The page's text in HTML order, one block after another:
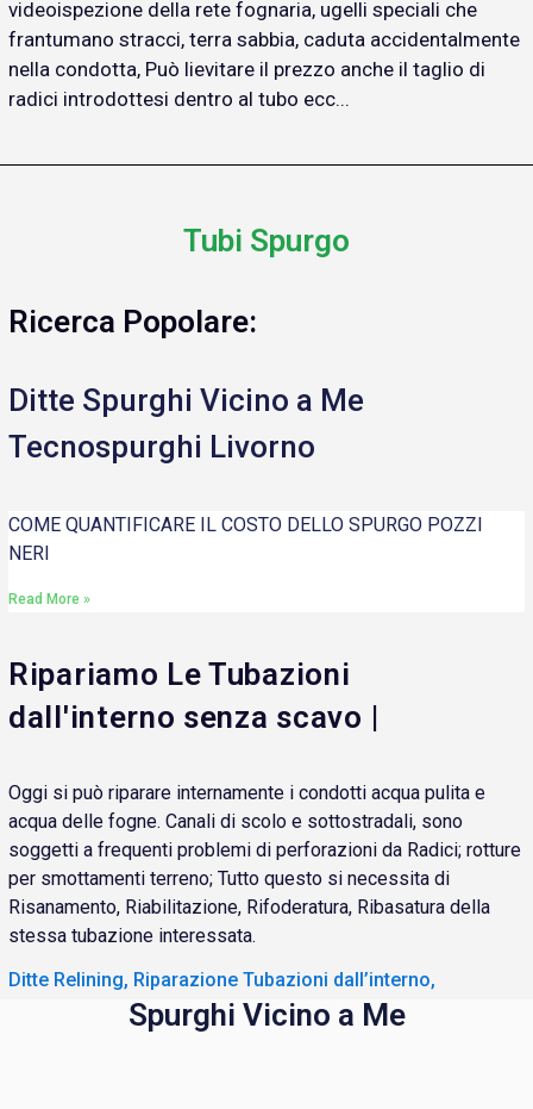
videoispezione della rete fognaria, ugelli speciali che
frantumano stracci, terra sabbia, caduta accidentalmente
nella condotta, Può lievitare il prezzo anche il taglio di
radici introdottesi dentro al tubo ecc...
Tubi Spurgo
Ricerca Popolare:
Ditte Spurghi Vicino a Me
Tecnospurghi Livorno
COME QUANTIFICARE IL COSTO DELLO SPURGO POZZI
NERI
Read More »
Ripariamo Le Tubazioni
dall'interno senza scavo |
Oggi si può riparare internamente i condotti acqua pulita e
acqua delle fogne. Canali di scolo e sottostradali, sono
soggetti a frequenti problemi di perforazioni da Radici; rotture
per smottamenti terreno; Tutto questo si necessita di
Risanamento, Riabilitazione, Rifoderatura, Ribasatura della
stessa tubazione interessata.
Ditte Relining, Riparazione Tubazioni dall’interno,
Spurghi Vicino a Me